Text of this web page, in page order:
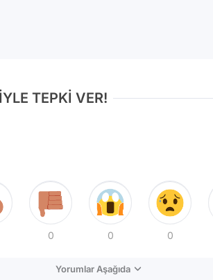
TEPKİ VER!
0 0 0
Yorumlar Aşağıda